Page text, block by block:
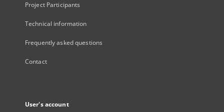
Project Participants
Technical information
Frequently asked questions
Contact
User's account